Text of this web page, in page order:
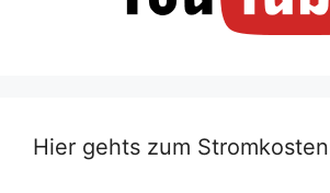
Hier gehts zum